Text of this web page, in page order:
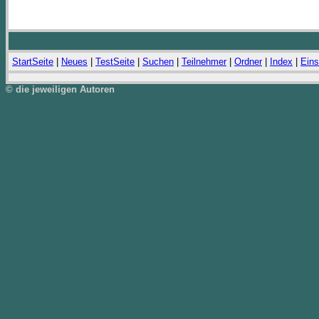
StartSeite Neues TestSeite Suchen Teilnehmer| Ordner| Index
© die jeweiligen Autoren